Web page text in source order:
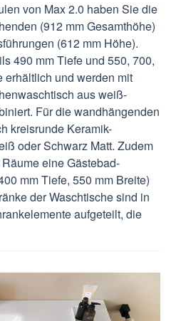
von Max 2.0 haben Sie die
(912 mm Gesamthöhe)
(612 mm Höhe).
490 mm Tiefe und 550, 700,
erhältlich und werden mit
aus weiß-
Für die wandhängenden
kreisrunde Keramik-
oder Schwarz Matt. Zudem
eine Gästebad-
mm Tiefe, 550 mm Breite)
der Waschtische sind in
aufgeteilt, die